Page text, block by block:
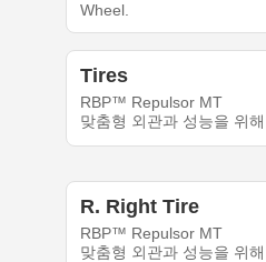
Wheel.
Tires
RBP™ Repulsor MT
맞춤형 외관과 성능을 위
R. Right Tire
RBP™ Repulsor MT
맞춤형 외관과 성능을 위